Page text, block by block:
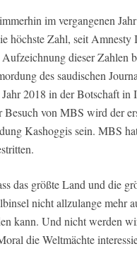
im vergangenen
höchste Zahl, seit Amnesty
dieser Zahlen
des saudischen
2018 in der Botschaft in
Besuch von MBS wird der
Kashoggis sein. MBS
das größte Land und die
nicht allzulange mehr
kann. Und nicht werden
die Weltmächte